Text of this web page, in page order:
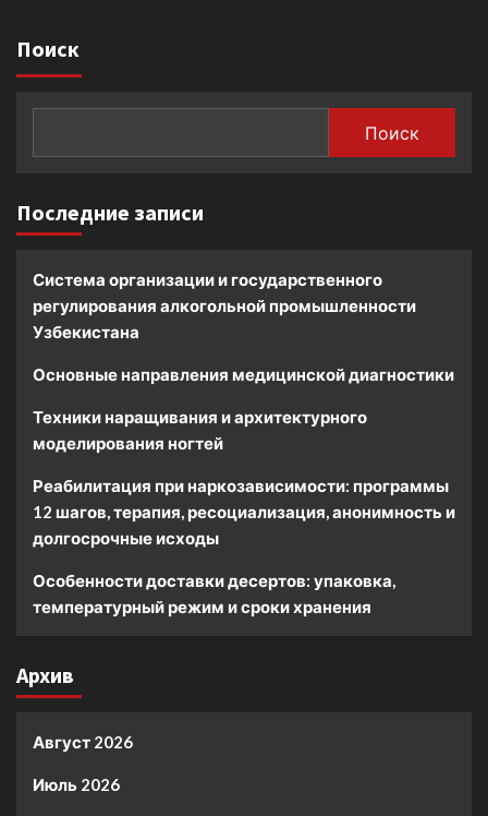
Поиск
Поиск
Последние записи
Система организации и государственного
регулирования алкогольной промышленности
Узбекистана
Основные направления медицинской диагностики
Техники наращивания и архитектурного
моделирования ногтей
Реабилитация при наркозависимости: программы
12 шагов, терапия, ресоциализация, анонимность и
долгосрочные исходы
Особенности доставки десертов: упаковка,
температурный режим и сроки хранения
Архив
Август 2026
Июль 2026